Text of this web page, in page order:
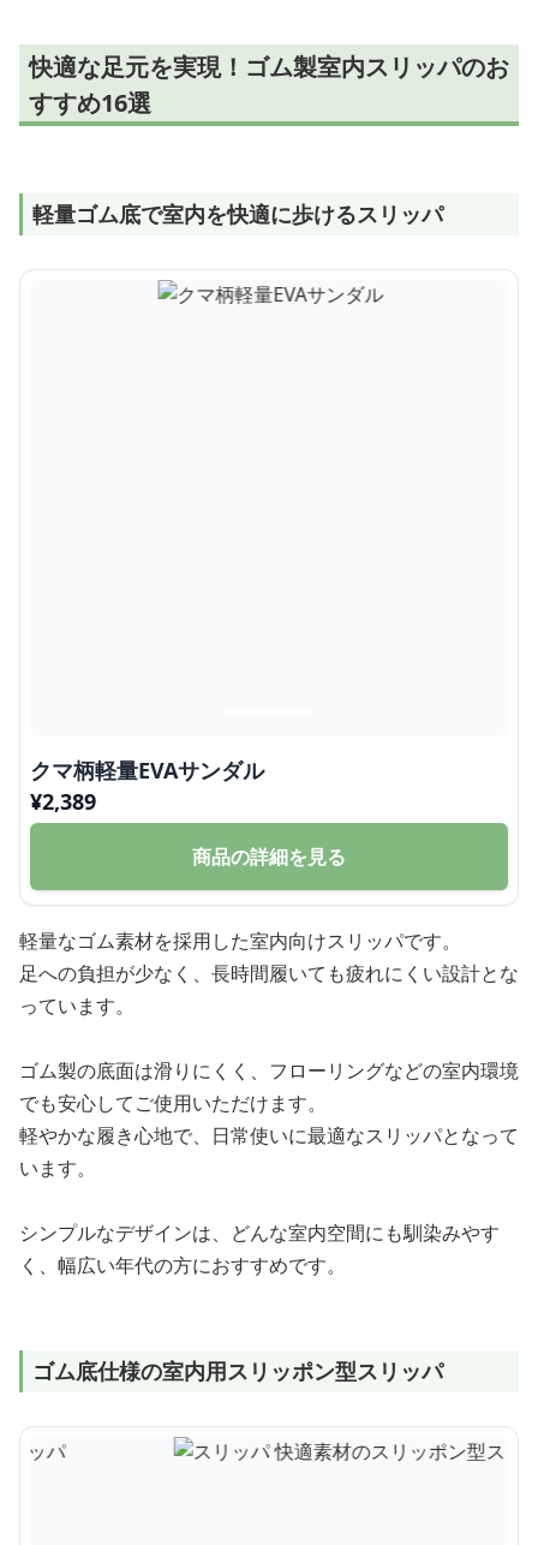
快適な足元を実現！ゴム製室内スリッパのお
すすめ16選
軽量ゴム底で室内を快適に歩けるスリッパ
クマ柄軽量EVAサンダル
¥2,389
商品の詳細を見る
軽量なゴム素材を採用した室内向けスリッパです。
足への負担が少なく、長時間履いても疲れにくい設計とな
っています。
ゴム製の底面は滑りにくく、フローリングなどの室内環境
でも安心してご使用いただけます。
軽やかな履き心地で、日常使いに最適なスリッパとなって
います。
シンプルなデザインは、どんな室内空間にも馴染みやす
く、幅広い年代の方におすすめです。
ゴム底仕様の室内用スリッポン型スリッパ